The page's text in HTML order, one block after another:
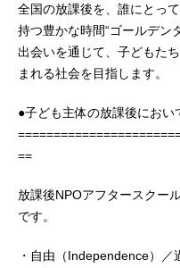
全国の放課後を、誰にとっ
持つ豊かな時間“ゴールデン
出会いを通じて、子どもた
まれる社会を目指します。
●子ども主体の放課後におい
==
放課後NPOアフタースクー
です。
・自由（Independence）